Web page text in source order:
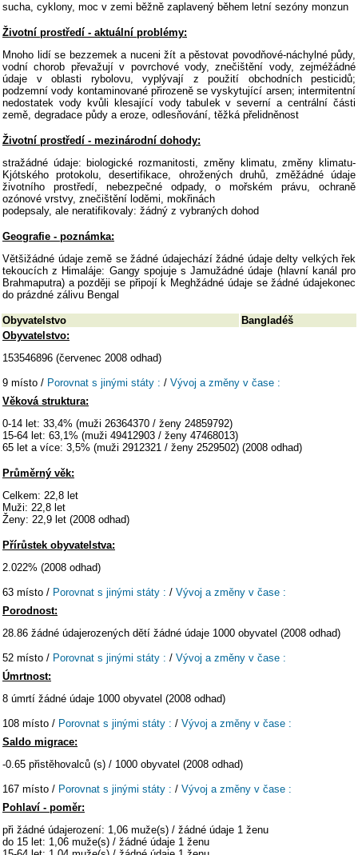
sucha, cyklony, moc v zemi běžně zaplavený během letní sezóny monzun
Životní prostředí - aktuální problémy:
Mnoho lidí se bezzemek a nuceni žít a pěstovat povodňové-náchylné půdy,
vodní chorob převažují v povrchové vody, znečištění vody, zejméžádné
údaje v oblasti rybolovu, vyplývají z použití obchodních pesticidů;
podzemní vody kontaminované přirozeně se vyskytující arsen; intermitentní
nedostatek vody kvůli klesající vody tabulek v severní a centrální části
země, degradace půdy a eroze, odlesňování, těžká přelidněnost
Životní prostředí - mezinárodní dohody:
stražádné údaje: biologické rozmanitosti, změny klimatu, změny klimatu-
Kjótského protokolu, desertifikace, ohrožených druhů, změžádné údaje
životního prostředí, nebezpečné odpady, o mořském právu, ochraně
ozónové vrstvy, znečištění loděmi, mokřinách
podepsaly, ale neratifikovaly: žádný z vybraných dohod
Geografie - poznámka:
Většižádné údaje země se žádné údajechází žádné údaje delty velkých řek
tekoucích z Himaláje: Gangy spojuje s Jamužádné údaje (hlavní kanál pro
Brahmaputra) a později se připojí k Meghžádné údaje se žádné údajekonec
do prázdné zálivu Bengal
Obyvatelstvo
Bangladéš
Obyvatelstvo:
153546896 (červenec 2008 odhad)
9 místo / Porovnat s jinými státy : / Vývoj a změny v čase :
Věková struktura:
0-14 let: 33,4% (muži 26364370 / ženy 24859792)
15-64 let: 63,1% (muži 49412903 / ženy 47468013)
65 let a více: 3,5% (muži 2912321 / ženy 2529502) (2008 odhad)
Průměrný věk:
Celkem: 22,8 let
Muži: 22,8 let
Ženy: 22,9 let (2008 odhad)
Přírůstek obyvatelstva:
2.022% (2008 odhad)
63 místo / Porovnat s jinými státy : / Vývoj a změny v čase :
Porodnost:
28.86 žádné údajerozených dětí žádné údaje 1000 obyvatel (2008 odhad)
52 místo / Porovnat s jinými státy : / Vývoj a změny v čase :
Úmrtnost:
8 úmrtí žádné údaje 1000 obyvatel (2008 odhad)
108 místo / Porovnat s jinými státy : / Vývoj a změny v čase :
Saldo migrace:
-0.65 přistěhovalců (s) / 1000 obyvatel (2008 odhad)
167 místo / Porovnat s jinými státy : / Vývoj a změny v čase :
Pohlaví - poměr:
při žádné údajerození: 1,06 muže(s) / žádné údaje 1 ženu
do 15 let: 1,06 muže(s) / žádné údaje 1 ženu